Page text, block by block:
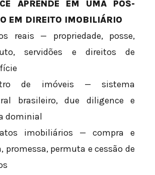
APRENDE EM UMA PÓS-
EM DIREITO IMOBILIÁRIO
reais — propriedade, posse,
servidões e direitos de
de imóveis — sistema
brasileiro, due diligence e
dominial
imobiliários — compra e
promessa, permuta e cessão de